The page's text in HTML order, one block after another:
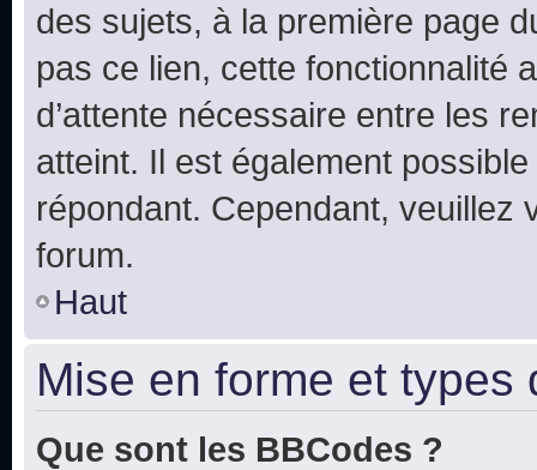
des sujets, à la première page
pas ce lien, cette fonctionnalité
d’attente nécessaire entre les
atteint. Il est également
répondant. Cependant,
forum.
Haut
Mise en forme et types
Que sont les BBCodes ?